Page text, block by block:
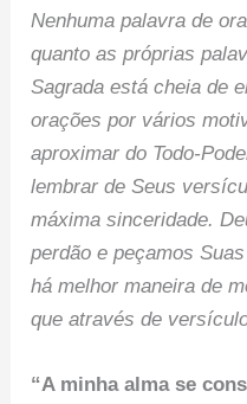
Nenhuma palavra de
quanto as próprias
Sagrada está cheia de
orações por vários
aproximar do Todo-
lembrar de Seus
máxima sinceridade.
perdão e peçamos
há melhor maneira de
que através de
“A minha alma se